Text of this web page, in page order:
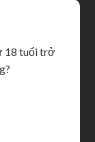
Tu BIA SAINT
ORGANIC
18 tuổi trở